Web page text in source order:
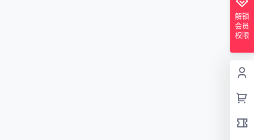
解锁
会员
权限